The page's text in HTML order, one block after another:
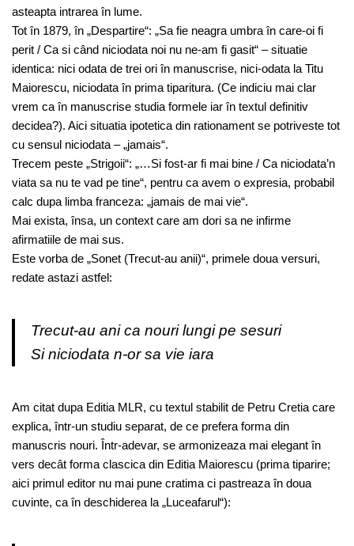
asteapta intrarea în lume.
Tot în 1879, în „Despartire“: „Sa fie neagra umbra în care-oi fi
perit / Ca si când niciodata noi nu ne-am fi gasit“ – situatie
identica: nici odata de trei ori în manuscrise, nici-odata la Titu
Maiorescu, niciodata în prima tiparitura. (Ce indiciu mai clar
vrem ca în manuscrise studia formele iar în textul definitiv
decidea?). Aici situatia ipotetica din rationament se potriveste tot
cu sensul niciodata – „jamais“.
Trecem peste „Strigoii“: „…Si fost-ar fi mai bine / Ca niciodata’n
viata sa nu te vad pe tine“, pentru ca avem o expresia, probabil
calc dupa limba franceza: „jamais de mai vie“.
Mai exista, însa, un context care am dori sa ne infirme
afirmatiile de mai sus.
Este vorba de „Sonet (Trecut-au anii)“, primele doua versuri,
redate astazi astfel:
Trecut-au ani ca nouri lungi pe sesuri
Si niciodata n-or sa vie iara
Am citat dupa Editia MLR, cu textul stabilit de Petru Cretia care
explica, într-un studiu separat, de ce prefera forma din
manuscris nouri. Într-adevar, se armonizeaza mai elegant în
vers decât forma clascica din Editia Maiorescu (prima tiparire;
aici primul editor nu mai pune cratima ci pastreaza în doua
cuvinte, ca în deschiderea la „Luceafarul“):